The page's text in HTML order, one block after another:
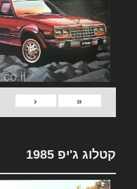
«
‹
קטלוג ג'יפ 1985